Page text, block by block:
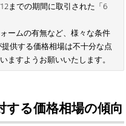
までの期間に取引された「6
ームの有無など、様々な条件
供する価格相場は不十分な点
ますようお願いいたします。
する価格相場の傾向